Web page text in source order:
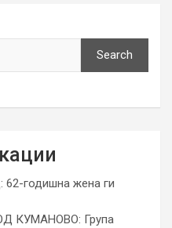
Search
годишна жена ги
КУМАНОВО: Група